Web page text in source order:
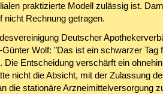
praktizierte Modell zulässig ist.
nicht Rechnung getragen.
Deutscher
Wolf: "Das ist ein schwarzer Tag
Die Entscheidung verschärft ein
nicht die Absicht, mit der Zulassung
die stationäre Arzneimittelversorgung